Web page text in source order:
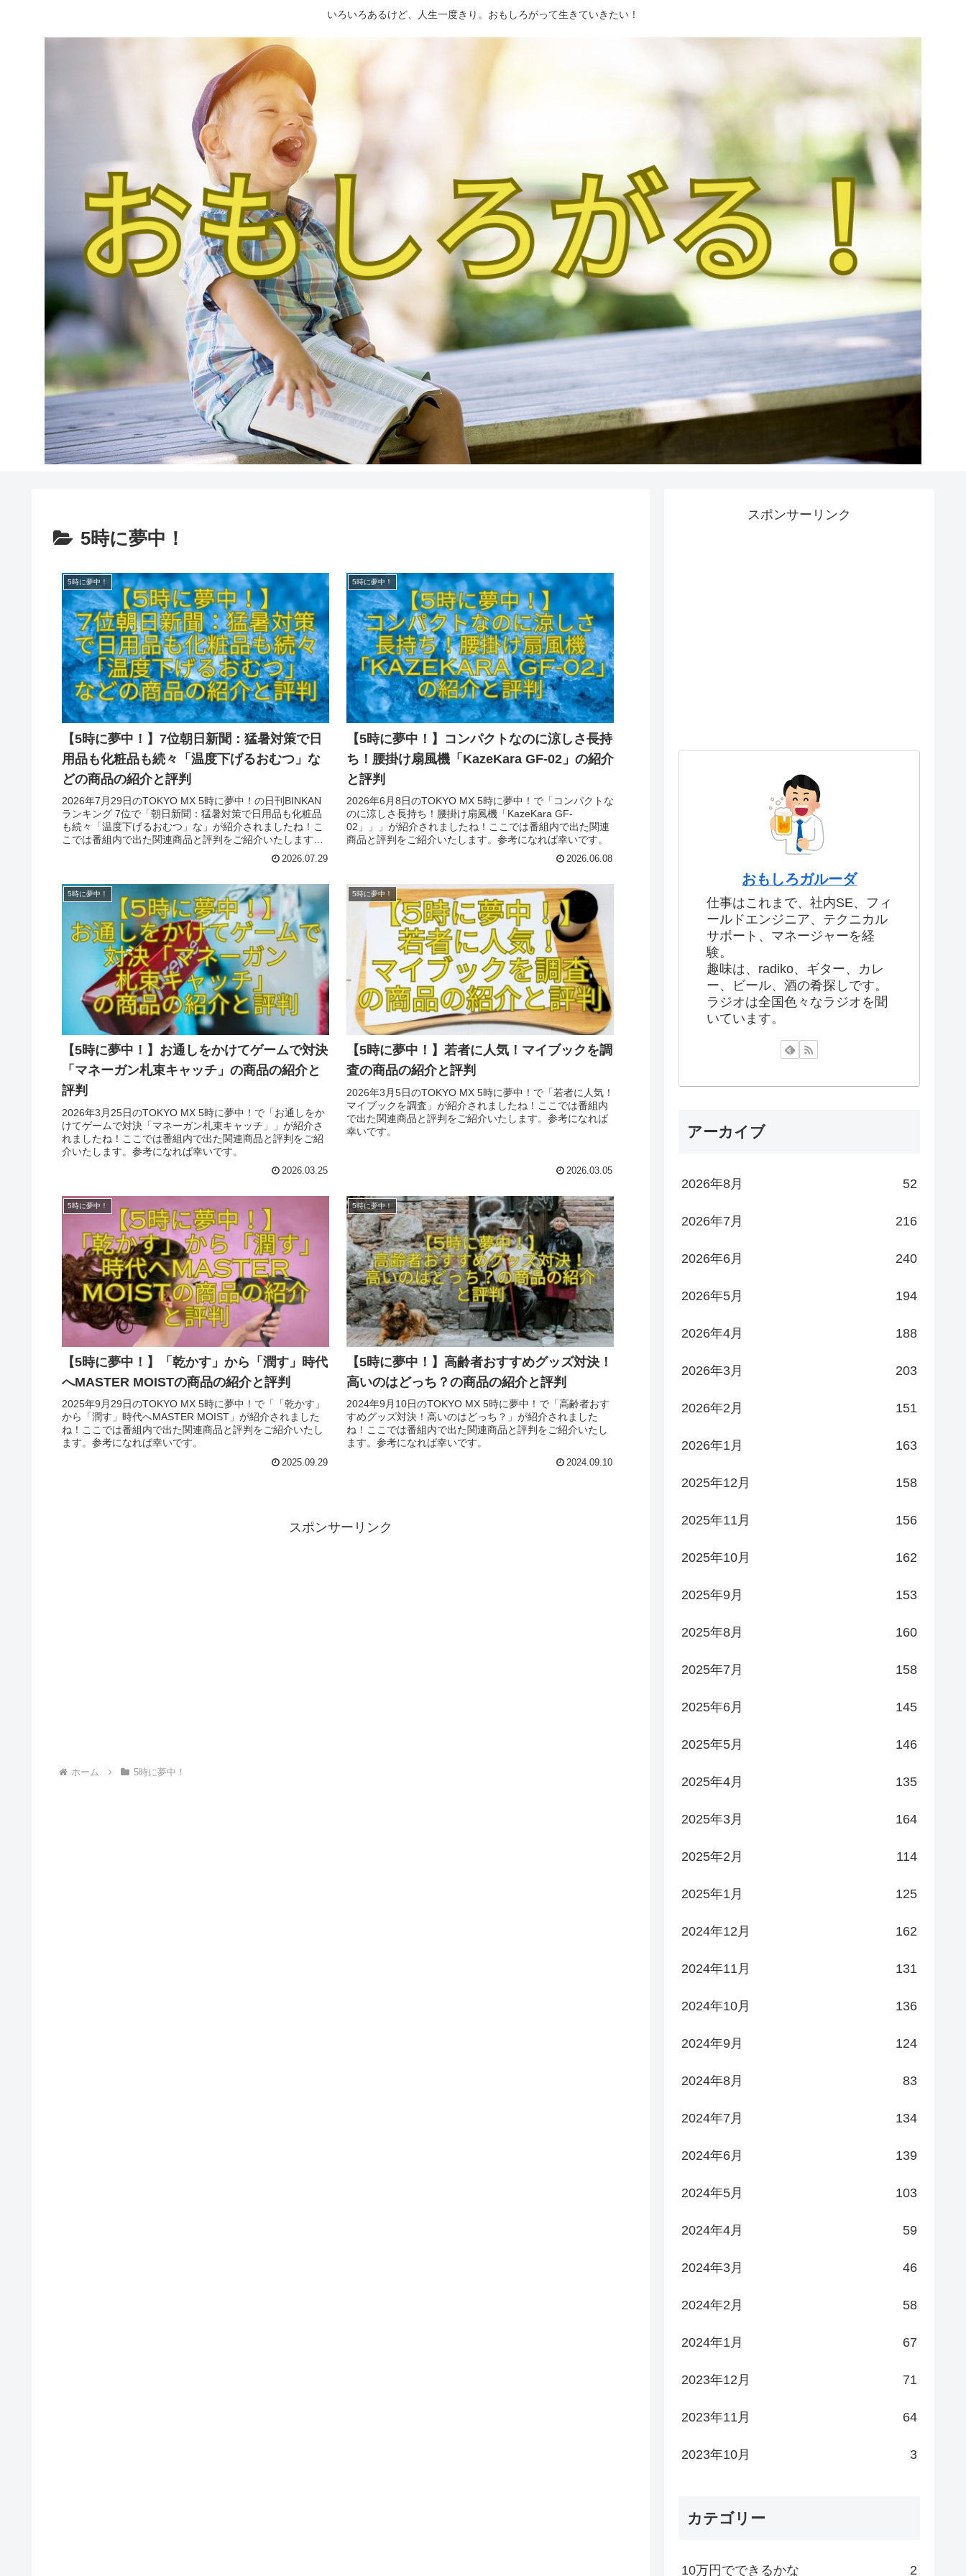
いろいろあるけど、人生一度きり。おもしろがって生きていきたい！
5時に夢中！
5時に夢中！
【5時に夢中！】7位朝日新聞：猛暑対策で日
用品も化粧品も続々「温度下げるおむつ」な
どの商品の紹介と評判
2026年7月29日のTOKYO MX 5時に夢中！の日刊BINKAN
ランキング 7位で「朝日新聞：猛暑対策で日用品も化粧品
も続々「温度下げるおむつ」な」が紹介されましたね！こ
こでは番組内で出た関連商品と評判をご紹介いたします。
2026.07.29
5時に夢中！
【5時に夢中！】コンパクトなのに涼しさ長持
ち！腰掛け扇風機「KazeKara GF-02」の紹介
と評判
2026年6月8日のTOKYO MX 5時に夢中！で「コンパクトな
のに涼しさ長持ち！腰掛け扇風機「KazeKara GF-
02」」」が紹介されましたね！ここでは番組内で出た関連
商品と評判をご紹介いたします。参考になれば幸いです。
2026.06.08
5時に夢中！
【5時に夢中！】お通しをかけてゲームで対決
「マネーガン札束キャッチ」の商品の紹介と
評判
2026年3月25日のTOKYO MX 5時に夢中！で「お通しをか
けてゲームで対決「マネーガン札束キャッチ」」が紹介さ
れましたね！ここでは番組内で出た関連商品と評判をご紹
介いたします。参考になれば幸いです。
2026.03.25
5時に夢中！
【5時に夢中！】若者に人気！マイブックを調
査の商品の紹介と評判
2026年3月5日のTOKYO MX 5時に夢中！で「若者に人気！
マイブックを調査」が紹介されましたね！ここでは番組内
で出た関連商品と評判をご紹介いたします。参考になれば
幸いです。
2026.03.05
5時に夢中！
【5時に夢中！】「乾かす」から「潤す」時代
へMASTER MOISTの商品の紹介と評判
2025年9月29日のTOKYO MX 5時に夢中！で「「乾かす」
から「潤す」時代へMASTER MOIST」が紹介されました
ね！ここでは番組内で出た関連商品と評判をご紹介いたし
ます。参考になれば幸いです。
2025.09.29
5時に夢中！
【5時に夢中！】高齢者おすすめグッズ対決！
高いのはどっち？の商品の紹介と評判
2024年9月10日のTOKYO MX 5時に夢中！で「高齢者おす
すめグッズ対決！高いのはどっち？」が紹介されました
ね！ここでは番組内で出た関連商品と評判をご紹介いたし
ます。参考になれば幸いです。
2024.09.10
スポンサーリンク
ホーム 5時に夢中！
スポンサーリンク
おもしろガルーダ
仕事はこれまで、社内SE、フィ
ールドエンジニア、テクニカル
サポート、マネージャーを経
験。
趣味は、radiko、ギター、カレ
ー、ビール、酒の肴探しです。
ラジオは全国色々なラジオを聞
いています。
アーカイブ
2026年8月 52
2026年7月 216
2026年6月 240
2026年5月 194
2026年4月 188
2026年3月 203
2026年2月 151
2026年1月 163
2025年12月 158
2025年11月 156
2025年10月 162
2025年9月 153
2025年8月 160
2025年7月 158
2025年6月 145
2025年5月 146
2025年4月 135
2025年3月 164
2025年2月 114
2025年1月 125
2024年12月 162
2024年11月 131
2024年10月 136
2024年9月 124
2024年8月 83
2024年7月 134
2024年6月 139
2024年5月 103
2024年4月 59
2024年3月 46
2024年2月 58
2024年1月 67
2023年12月 71
2023年11月 64
2023年10月 3
カテゴリー
10万円でできるかな 2